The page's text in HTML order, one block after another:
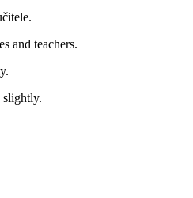
and teachers.
slightly.